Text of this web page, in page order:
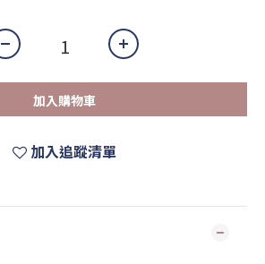
加入購物車
加入追蹤清單